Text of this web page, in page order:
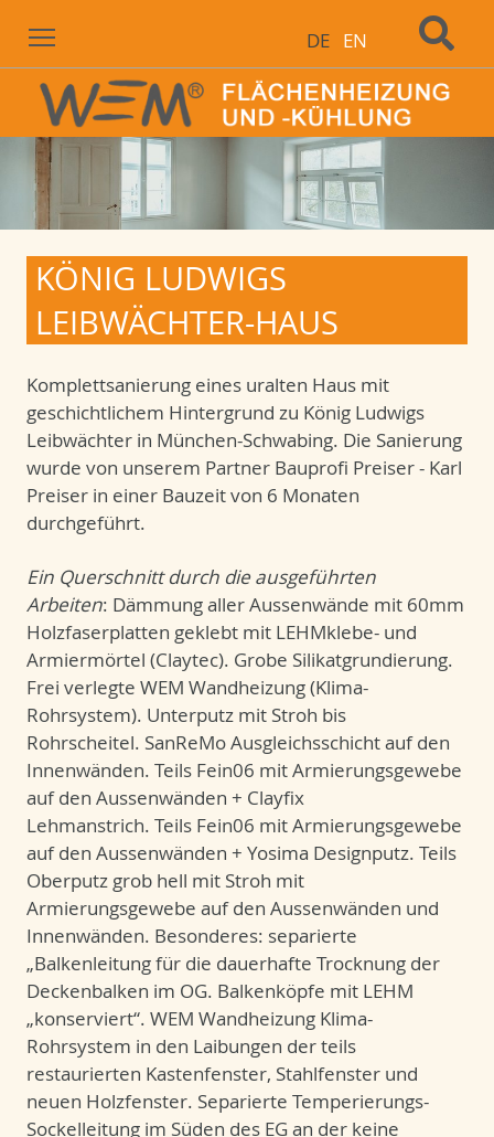
DE EN
KÖNIG LUDWIGS
LEIBWÄCHTER-HAUS
Komplettsanierung eines uralten Haus mit
geschichtlichem Hintergrund zu König Ludwigs
Leibwächter in München-Schwabing. Die Sanierung
wurde von unserem Partner Bauprofi Preiser - Karl
Preiser in einer Bauzeit von 6 Monaten
durchgeführt.
Ein Querschnitt durch die ausgeführten
Arbeiten: Dämmung aller Aussenwände mit 60mm
Holzfaserplatten geklebt mit LEHMklebe- und
Armiermörtel (Claytec). Grobe Silikatgrundierung.
Frei verlegte WEM Wandheizung (Klima-
Rohrsystem). Unterputz mit Stroh bis
Rohrscheitel. SanReMo Ausgleichsschicht auf den
Innenwänden. Teils Fein06 mit Armierungsgewebe
auf den Aussenwänden + Clayfix
Lehmanstrich. Teils Fein06 mit Armierungsgewebe
auf den Aussenwänden + Yosima Designputz. Teils
Oberputz grob hell mit Stroh mit
Armierungsgewebe auf den Aussenwänden und
Innenwänden. Besonderes: separierte
„Balkenleitung für die dauerhafte Trocknung der
Deckenbalken im OG. Balkenköpfe mit LEHM
„konserviert“. WEM Wandheizung Klima-
Rohrsystem in den Laibungen der teils
restaurierten Kastenfenster, Stahlfenster und
neuen Holzfenster. Separierte Temperierungs-
Sockelleitung im Süden des EG an der keine